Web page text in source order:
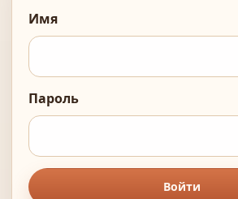
Имя
Пароль
Войти